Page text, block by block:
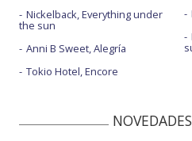
Nickelback, Everything under
the sun
Anni B Sweet, Alegría
Tokio Hotel, Encore